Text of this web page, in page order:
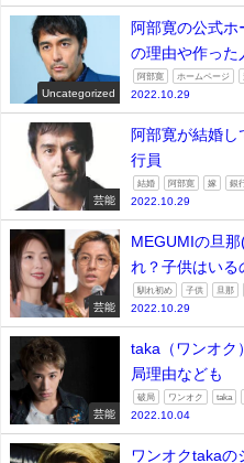
Uncategorized
阿部寛の公式
の理由や作った
阿部寛 ホームページ
2022.10.29
芸能
阿部寛が結婚
行員
結婚 阿部寛 嫁 銀
2022.10.29
芸能
MEGUMIの旦
れ？子供はいる
馴れ初め 子供 旦那
2022.10.29
芸能
taka（ワンオク
局理由なども
破局 ワンオク taka
2022.10.04
ワンオクtakaの